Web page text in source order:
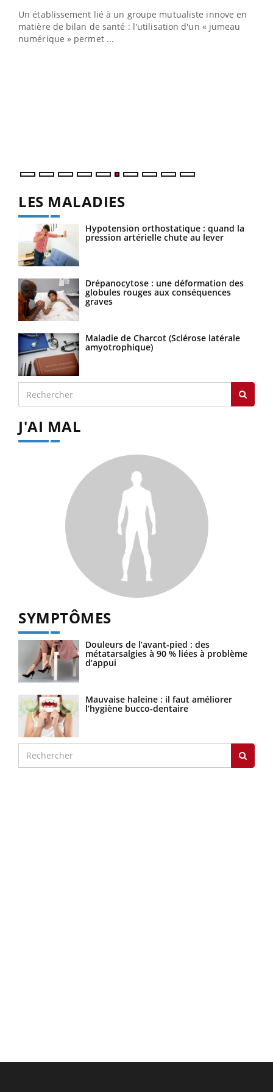
Un établissement lié à un groupe mutualiste innove en
matière de bilan de santé : l'utilisation d'un « jumeau
numérique » permet ...
LES MALADIES
Hypotension orthostatique : quand la
pression artérielle chute au lever
Drépanocytose : une déformation des
globules rouges aux conséquences
graves
Maladie de Charcot (Sclérose latérale
amyotrophique)
J'AI MAL
SYMPTÔMES
Douleurs de l’avant-pied : des
métatarsalgies à 90 % liées à problème
d’appui
Mauvaise haleine : il faut améliorer
l’hygiène bucco-dentaire